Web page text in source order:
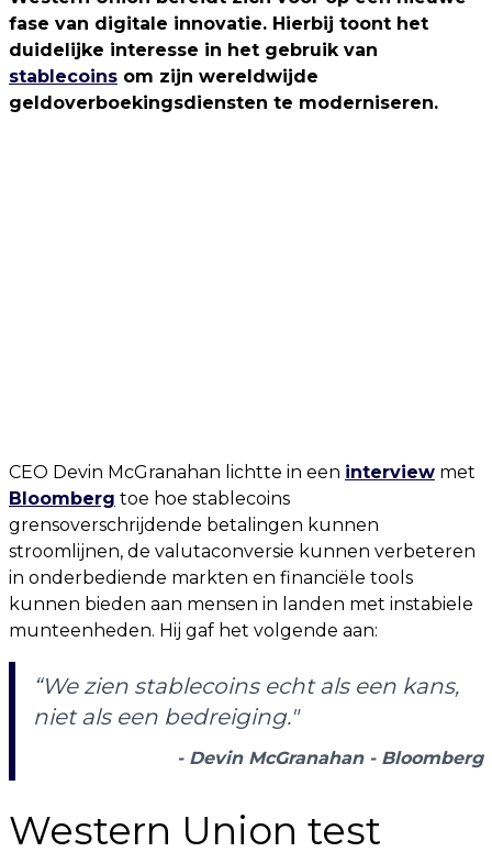
fase van digitale innovatie. Hierbij toont het
duidelijke interesse in het gebruik van
stablecoins om zijn wereldwijde
geldoverboekingsdiensten te moderniseren.
CEO Devin McGranahan lichtte in een interview met
Bloomberg toe hoe stablecoins
grensoverschrijdende betalingen kunnen
stroomlijnen, de valutaconversie kunnen verbeteren
in onderbediende markten en financiële tools
kunnen bieden aan mensen in landen met instabiele
munteenheden. Hij gaf het volgende aan:
“We zien stablecoins echt als een kans,
niet als een bedreiging."
- Devin McGranahan - Bloomberg
Western Union test